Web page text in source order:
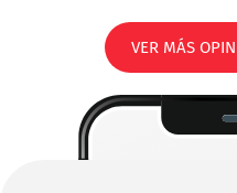
VER MÁS